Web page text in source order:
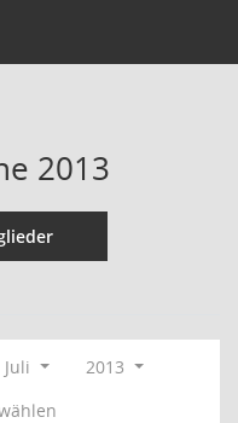
2013
Juli
2013